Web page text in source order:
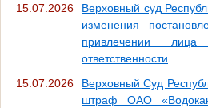
15.07.2026
Верховный суд
изменения
привлечении лица
ответственности
15.07.2026
Верховный Суд
штраф ОАО